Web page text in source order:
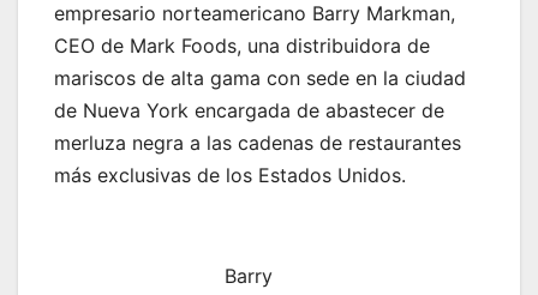
empresario norteamericano Barry Markman,
CEO de Mark Foods, una distribuidora de
mariscos de alta gama con sede en la ciudad
de Nueva York encargada de abastecer de
merluza negra a las cadenas de restaurantes
más exclusivas de los Estados Unidos.
Barry